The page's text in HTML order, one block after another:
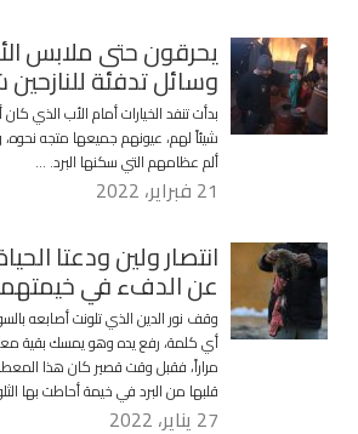
يحرقون حتى ملابس
وسائل تدفئة
بدأت تنفد الخيارات أمام الأب الذي
شيئاً لهم، عيونهم جميعها متجه
ألم عظامهم التي سكنها البرد. …
21 فبراير، 2022
انتصار ولين ودعتا
عن الدفء في
وقف نور الدين الذي تلونت أصابعه
أي كلمة، رفع يده وهو يمسك بقية
مراراً، فقبل وقت قصير كان هذا
قلبها من البرد في خيمة أحاطت بها
27 يناير، 2022